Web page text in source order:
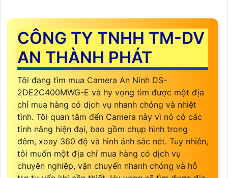
CÔNG TY TNHH TM-DV
AN THÀNH PHÁT
Tôi đang tìm mua Camera An Ninh DS-
2DE2C400MWG-E và hy vọng tìm được một địa
chỉ mua hàng có dịch vụ nhanh chóng và nhiệt
tình. Tôi quan tâm đến Camera này vì nó có các
tính năng hiện đại, bao gồm chụp hình trong
đêm, xoay 360 độ và hình ảnh sắc nét. Tuy nhiên,
tôi muốn một địa chỉ mua hàng có dịch vụ
chuyên nghiệp, vận chuyển nhanh chóng và hỗ